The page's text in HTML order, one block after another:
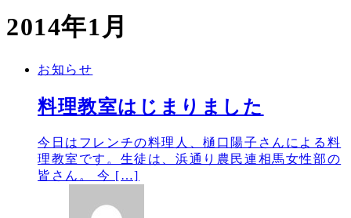
2014年1月
お知らせ
料理教室はじまりました
今日はフレンチの料理人、樋口陽子さんによる料
理教室です。生徒は、浜通り農民連相馬女性部の
皆さん。 今 […]